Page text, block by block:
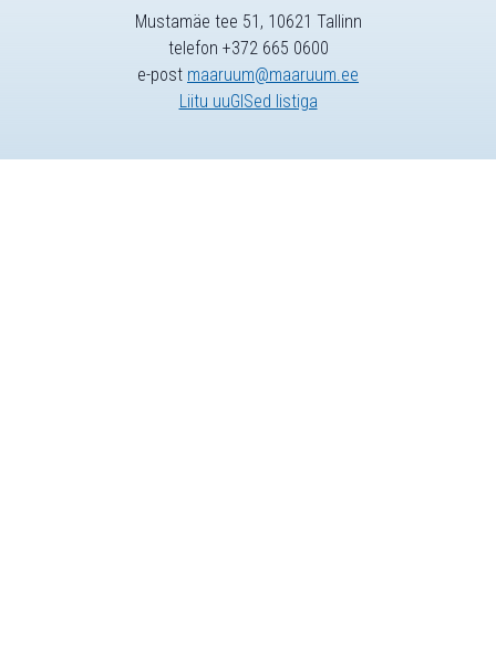
Mustamäe tee 51, 10621 Tallinn
telefon +372 665 0600
e-post maaruum@maaruum.ee
Liitu uuGISed listiga